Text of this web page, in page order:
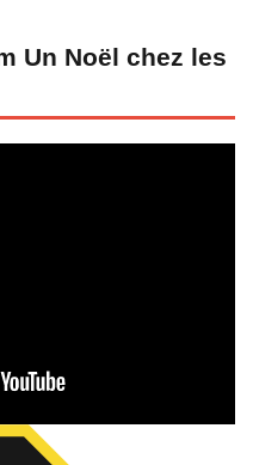
Un Noël chez les